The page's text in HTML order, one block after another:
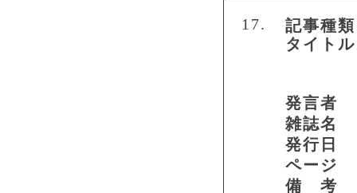
17.
記事種類
タイトル
発言者
雑誌名
発行日
ページ
備 考